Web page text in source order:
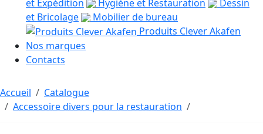
et Expédition
Hygiène et Restauration
Dessin
et Bricolage
Mobilier de bureau
Produits Clever Akafen
Nos marques
Contacts
Accueil
Catalogue
Accessoire divers pour la restauration